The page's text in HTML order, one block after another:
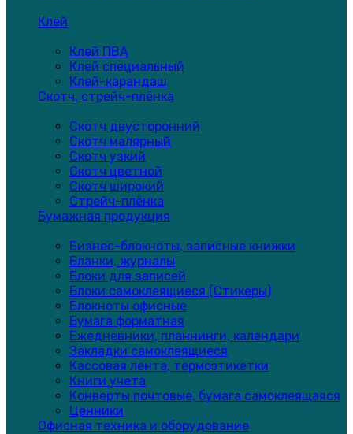
Клей
Клей ПВА
Клей специальный
Клей-карандаш
Скотч, стрейч-плёнка
Скотч двусторонний
Скотч малярный
Скотч узкий
Скотч цветной
Скотч широкий
Стрейч-плёнка
Бумажная продукция
Бизнес-блокноты, записные книжки
Бланки, журналы
Блоки для записей
Блоки самоклеящиеся (Стикеры)
Блокноты офисные
Бумага форматная
Ежедневники, планнинги, календари
Закладки самоклеящиеся
Кассовая лента, термоэтикетки
Книги учета
Конверты почтовые, бумага самоклеящаяся
Ценники
Офисная техника и оборудование